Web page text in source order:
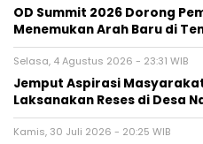
OD Summit 2026 Dorong
Menemukan Arah Baru di
Selasa, 4 Agustus 2026 - 23:31 WIB
Jemput Aspirasi
Laksanakan Reses di Desa
Kamis, 30 Juli 2026 - 20:25 WIB